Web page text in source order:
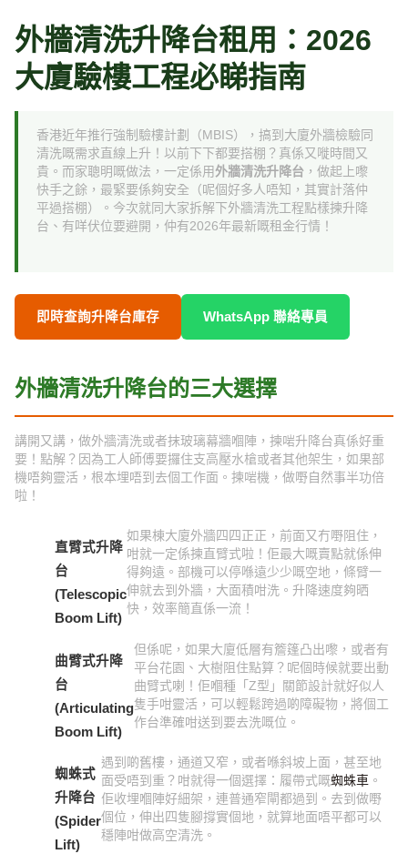
外牆清洗升降台租用：2026
大廈驗樓工程必睇指南
香港近年推行強制驗樓計劃（MBIS），搞到大廈外牆檢驗同
清洗嘅需求直線上升！以前下下都要搭棚？真係又嘥時間又
貴。而家聰明嘅做法，一定係用外牆清洗升降台 ，做起上嚟
快手之餘，最緊要係夠安全（呢個好多人唔知，其實計落仲
平過搭棚）。今次就同大家拆解下外牆清洗工程點樣揀升降
台、有咩伏位要避開，仲有2026年最新嘅租金行情！
即時查詢升降台庫存 WhatsApp 聯絡專員
外牆清洗升降台的三大選擇
講開又講，做外牆清洗或者抹玻璃幕牆嗰陣，揀啱升降台真係好重
要！點解？因為工人師傅要攞住支高壓水槍或者其他架生，如果部
機唔夠靈活，根本埋唔到去個工作面。揀啱機，做嘢自然事半功倍
啦！
直臂式升降
台
(Telescopic
Boom Lift)
如果棟大廈外牆四四正正，前面又冇嘢阻住，
咁就一定係揀直臂式啦！佢最大嘅賣點就係伸
得夠遠。部機可以停喺遠少少嘅空地，條臂一
伸就去到外牆，大面積咁洗。升降速度夠晒
快，效率簡直係一流！
曲臂式升降
台
(Articulating
Boom Lift)
但係呢，如果大廈低層有簷篷凸出嚟，或者有
平台花園、大樹阻住點算？呢個時候就要出動
曲臂式喇！佢嗰種「Z型」關節設計就好似人
隻手咁靈活，可以輕鬆跨過啲障礙物，將個工
作台準確咁送到要去洗嘅位。
蜘蛛式
升降台
(Spider
Lift)
遇到啲舊樓，通道又窄，或者喺斜坡上面，甚至地
面受唔到重？咁就得一個選擇：履帶式嘅蜘蛛車 。
佢收埋嗰陣好細架，連普通窄閘都過到。去到做嘢
個位，伸出四隻腳撐實個地，就算地面唔平都可以
穩陣咁做高空清洗。